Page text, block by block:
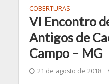
COBERTURAS
VI Encontro
Antigos de
Campo – MG
21 de agosto de 2018